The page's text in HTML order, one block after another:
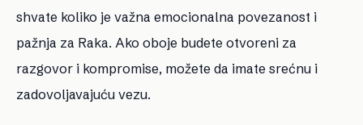
shvate koliko je važna emocionalna povezanost i
pažnja za Raka. Ako oboje budete otvoreni za
razgovor i kompromise, možete da imate srećnu i
zadovoljavajuću vezu.